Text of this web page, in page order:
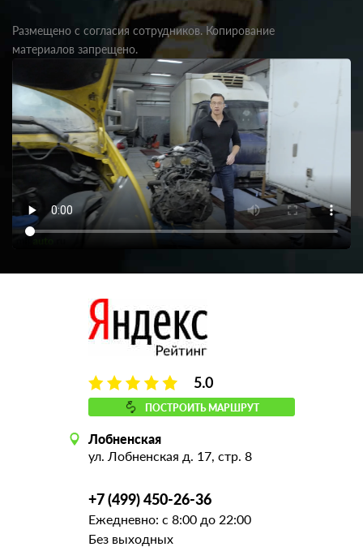
Размещено с согласия сотрудников. Копирование
материалов запрещено.
5.0
ПОСТРОИТЬ МАРШРУТ
Лобненская
ул. Лобненская д. 17, стр. 8
+7 (499) 450-26-36
Ежедневно: с 8:00 до 22:00
Без выходных